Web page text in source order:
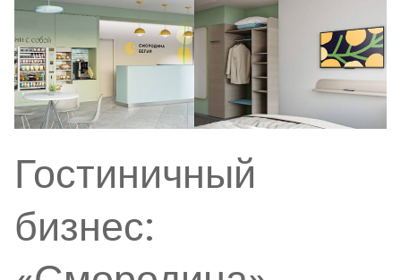
Гостиничный
бизнес: